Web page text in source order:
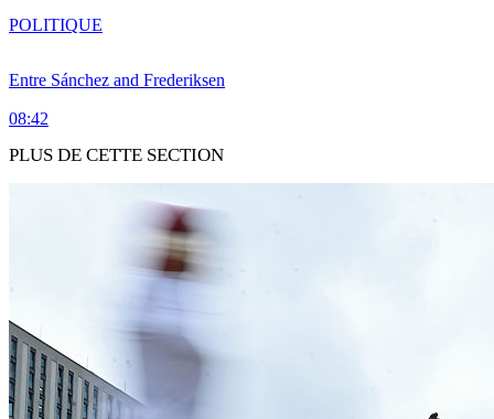
Entre Sánchez and Frederiksen
08:42
POLITIQUE
PLUS DE CETTE SECTION